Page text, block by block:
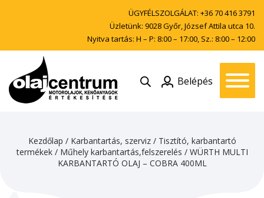
ÜGYFÉLSZOLGÁLAT: +36 70 416 3791
Üzletünk: 9028 Győr, József Attila utca 10.
Nyitva tartás: H – P: 8:00 – 17:00, Sz.: 8:00 – 12:00
Belépés
Kezdőlap / Karbantartás, szerviz/ Tisztító, karbantartó
termékek/ Műhely karbantartás,felszerelés / WÜRTH MULTI
KARBANTARTÓ OLAJ – COBRA 400ML